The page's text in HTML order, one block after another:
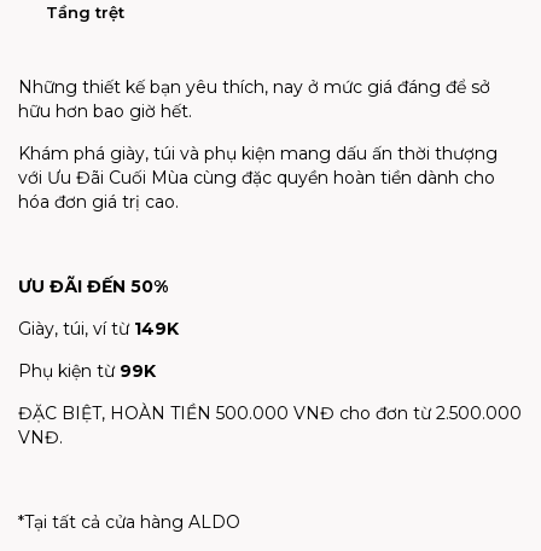
Tầng trệt
Những thiết kế bạn yêu thích, nay ở mức giá đáng để sở
hữu hơn bao giờ hết.
Khám phá giày, túi và phụ kiện mang dấu ấn thời thượng
với Ưu Đãi Cuối Mùa cùng đặc quyền hoàn tiền dành cho
hóa đơn giá trị cao.
ƯU ĐÃI ĐẾN 50%
Giày, túi, ví từ 149K
Phụ kiện từ 99K
ĐẶC BIỆT, HOÀN TIỀN 500.000 VNĐ cho đơn từ 2.500.000
VNĐ.
*Tại tất cả cửa hàng ALDO